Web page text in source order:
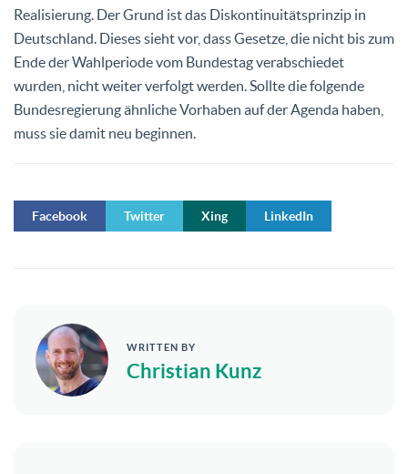
Realisierung. Der Grund ist das Diskontinuitätsprinzip in
Deutschland. Dieses sieht vor, dass Gesetze, die nicht bis zum
Ende der Wahlperiode vom Bundestag verabschiedet
wurden, nicht weiter verfolgt werden. Sollte die folgende
Bundesregierung ähnliche Vorhaben auf der Agenda haben,
muss sie damit neu beginnen.
Facebook Twitter Xing LinkedIn
WRITTEN BY
Christian Kunz